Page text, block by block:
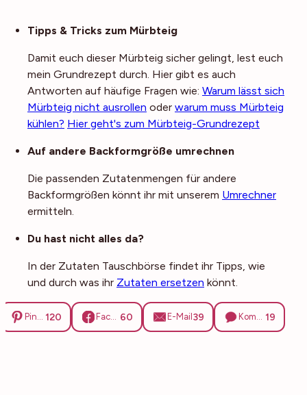
Tipps & Tricks zum Mürbteig
Damit euch dieser Mürbteig sicher gelingt, lest euch
mein Grundrezept durch. Hier gibt es auch
Antworten auf häufige Fragen wie: Warum lässt sich
Mürbteig nicht ausrollen oder warum muss Mürbteig
kühlen? Hier geht's zum Mürbteig-Grundrezept
Auf andere Backformgröße umrechnen
Die passenden Zutatenmengen für andere
Backformgrößen könnt ihr mit unserem Umrechner
ermitteln.
Du hast nicht alles da?
In der Zutaten Tauschbörse findet ihr Tipps, wie
und durch was ihr Zutaten ersetzen könnt.
Pinterest 120 Facebook 60 E-Mail 39 Kommentare 19